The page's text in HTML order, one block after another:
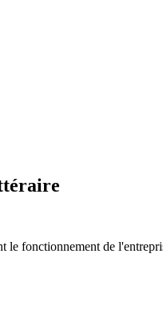
fonctionnement de